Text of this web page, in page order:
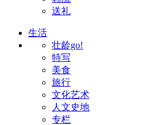
送礼
生活
壮龄go!
特写
美食
旅行
文化艺术
人文史地
专栏